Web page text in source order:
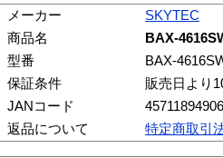
メーカー
SKYTEC
商品名
BAX-
型番
BAX-
保証条件
販売日より
JANコード
返品について
特定商取引